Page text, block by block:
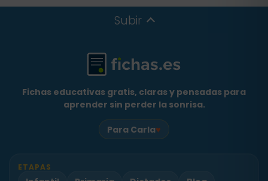
Subir
Fichas educativas gratis, claras y pensadas para
aprender sin perder la sonrisa.
Para Carla♥
ETAPAS